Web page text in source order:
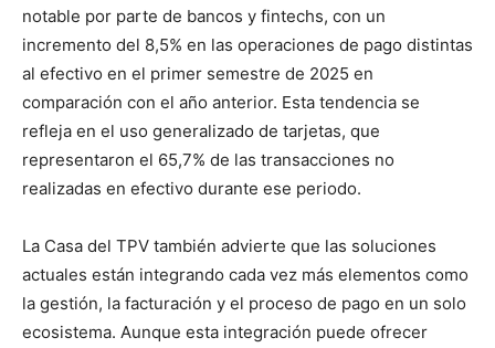
notable por parte de bancos y fintechs, con un
incremento del 8,5% en las operaciones de pago distintas
al efectivo en el primer semestre de 2025 en
comparación con el año anterior. Esta tendencia se
refleja en el uso generalizado de tarjetas, que
representaron el 65,7% de las transacciones no
realizadas en efectivo durante ese periodo.
La Casa del TPV también advierte que las soluciones
actuales están integrando cada vez más elementos como
la gestión, la facturación y el proceso de pago en un solo
ecosistema. Aunque esta integración puede ofrecer